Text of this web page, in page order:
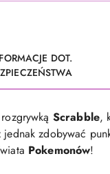
DOT.
Scrabble,
zdobywać
Pokemonów!